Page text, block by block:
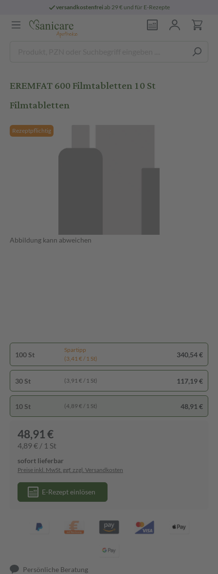
versandkostenfreiab 29 € und für E-Rezepte
EREMFAT 600 Filmtabletten 10 St
Filmtabletten
Rezeptpflichtig
Abbildung kann abweichen
100 St
Spartipp
(3,41 € / 1 St)
340,54 €
30 St (3,91 € / 1 St) 117,19 €
10 St (4,89 € / 1 St) 48,91 €
48,91 €
4,89 € / 1 St
sofort lieferbar
Preise inkl. MwSt. ggf. zzgl. Versandkosten
E-Rezept einlösen
Persönliche Beratung